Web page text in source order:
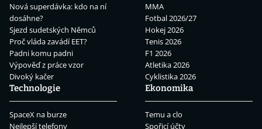
Nová superdávka: kdo na ní
dosáhne?
Sjezd sudetských Němců
Proč vláda zavádí EET?
Padni komu padni
Výpověď z práce vzor
Divoký kačer
MMA
Fotbal 2026/27
Hokej 2026
Tenis 2026
F1 2026
Atletika 2026
Cyklistika 2026
Technologie
SpaceX na burze
Nejlepší telefony
Ekonomika
Temu a clo
Spořicí účty